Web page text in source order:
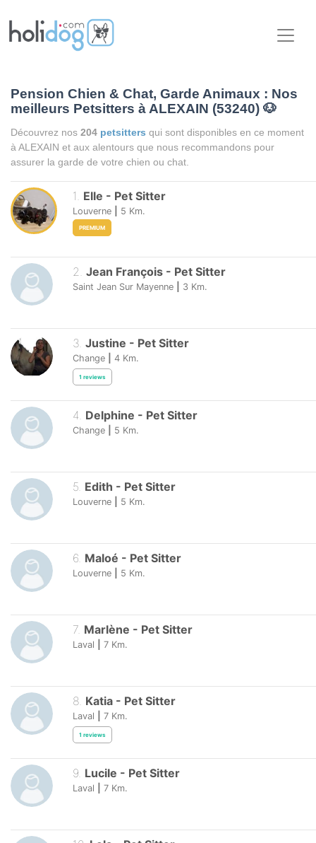
Pension Chien & Chat, Garde Animaux : Nos
meilleurs Petsitters à ALEXAIN (53240) 🐶
Découvrez nos 204 petsitters qui sont disponibles en ce moment
à ALEXAIN et aux alentours que nous recommandons pour
assurer la garde de votre chien ou chat.
1. Elle - Pet Sitter
Louverne 5 Km.
PREMIUM
2. Jean François - Pet Sitter
Saint Jean Sur Mayenne 3 Km.
3. Justine - Pet Sitter
Change 4 Km.
1 reviews
4 Delphine - Pet Sitter
Change 5 Km.
5 Edith - Pet Sitter
Louverne 5 Km.
6. Maloé - Pet Sitter
Louverne 5 Km.
7. Marlène - Pet Sitter
Laval 7 Km.
8. Katia - Pet Sitter
Laval 7 Km.
1 reviews
9 Lucile - Pet Sitter
Laval 7 Km.